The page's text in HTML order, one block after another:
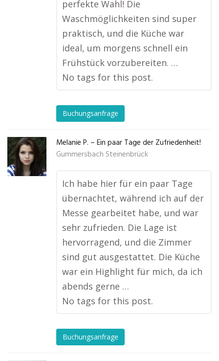
perfekte Wahl! Die
Waschmöglichkeiten sind super
praktisch, und die Küche war
ideal, um morgens schnell ein
Frühstück vorzubereiten. …
No tags for this post.
Buchungsanfrage
Melanie P. – Ein paar Tage der Zufriedenheit!
Gummersbach Steinenbrück
Ich habe hier für ein paar Tage
übernachtet, während ich auf der
Messe gearbeitet habe, und war
sehr zufrieden. Die Lage ist
hervorragend, und die Zimmer
sind gut ausgestattet. Die Küche
war ein Highlight für mich, da ich
abends gerne …
No tags for this post.
Buchungsanfrage